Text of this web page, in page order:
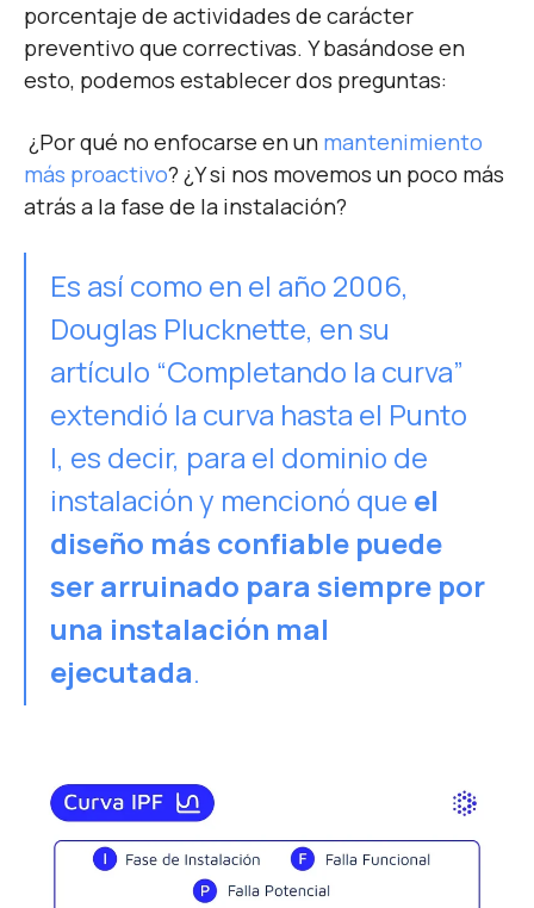
porcentaje de actividades de carácter
preventivo que correctivas. Y basándose en
esto, podemos establecer dos preguntas:
¿Por qué no enfocarse en un mantenimiento
más proactivo? ¿Y si nos movemos un poco más
atrás a la fase de la instalación?
Es así como en el año 2006,
Douglas Plucknette, en su
artículo “Completando la curva”
extendió la curva hasta el Punto
I, es decir, para el dominio de
instalación y mencionó que el
diseño más confiable puede
ser arruinado para siempre por
una instalación mal
ejecutada.